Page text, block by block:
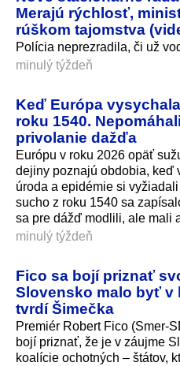
Merajú rýchlosť,
rúškom tajomstva
Polícia neprezradila, či už
minulý týždeň
Keď Európa
roku 1540.
privolanie dažďa
Európu v roku 2026 opäť
dejiny poznajú obdobia, keď
úroda a epidémie si
sucho z roku 1540 sa
sa pre dážď modlili, ale mali
minulý týždeň
Fico sa bojí priznať
Slovensko malo byť v
tvrdí Šimečka
Premiér Robert Fico (Smer-
bojí priznať, že je v záujme
koalície ochotných – štátov,